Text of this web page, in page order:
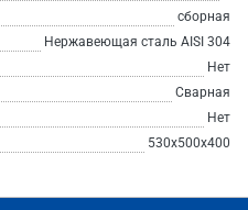
сборная
Нержавеющая сталь AISI 304
Нет
Сварная
Нет
530х500х400